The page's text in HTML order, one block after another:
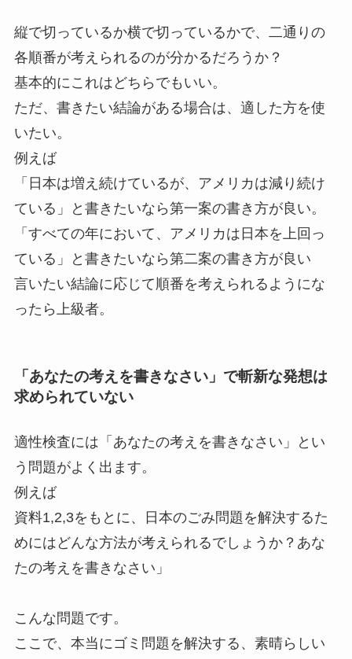
縦で切っているか横で切っているかで、二通りの
各順番が考えられるのが分かるだろうか？
基本的にこれはどちらでもいい。
ただ、書きたい結論がある場合は、適した方を使
いたい。
例えば
「日本は増え続けているが、アメリカは減り続け
ている」と書きたいなら第一案の書き方が良い。
「すべての年において、アメリカは日本を上回っ
ている」と書きたいなら第二案の書き方が良い
言いたい結論に応じて順番を考えられるようにな
ったら上級者。
「あなたの考えを書きなさい」で斬新な発想は
求められていない
適性検査には「あなたの考えを書きなさい」とい
う問題がよく出ます。
例えば
資料1,2,3をもとに、日本のごみ問題を解決するた
めにはどんな方法が考えられるでしょうか？あな
たの考えを書きなさい」
こんな問題です。
ここで、本当にゴミ問題を解決する、素晴らしい